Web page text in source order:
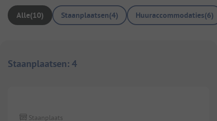
Alle(10) Staanplaatsen(4) Huuraccommodaties(6)
Staanplaatsen:4
Staanplaats